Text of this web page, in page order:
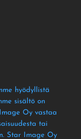
hyödyllistä
sisältö on
Oy vastaa
tai
. Star Image Oy